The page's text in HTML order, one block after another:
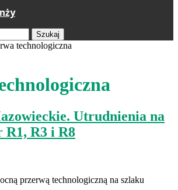
Szukaj
technologiczna
Utrudnienia na
R3 i R8
przerwą technologiczną na szlaku